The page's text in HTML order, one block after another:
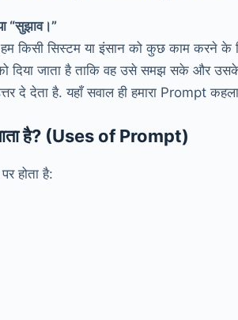
“सुझाव।”
हम किसी सिस्टम या इंसान को कुछ काम करने
को दिया जाता है ताकि वह उसे समझ सके और
दे देता है. यहाँ सवाल ही हमारा Prompt
है? (Uses of Prompt)
होता है: